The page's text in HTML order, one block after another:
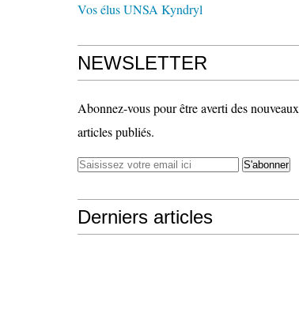
Vos élus UNSA Kyndryl
NEWSLETTER
Abonnez-vous pour être averti des nouveaux
articles publiés.
Derniers articles